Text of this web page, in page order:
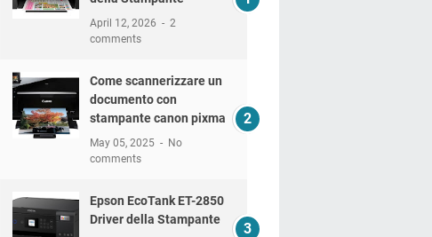
April 12, 2026
2
comments
Come scannerizzare un
documento con
stampante canon pixma
May 05, 2025
No
comments
Epson EcoTank ET-2850
Driver della Stampante